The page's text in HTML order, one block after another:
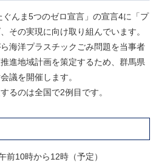
んま5つのゼロ宣言」の宣言4に「プ
その実現に向け取り組んでいます。
海洋プラスチックごみ問題を当事者
進地域計画を策定するため、群馬県
議を開催します。
るのは全国で2例目です。
10時から12時（予定）